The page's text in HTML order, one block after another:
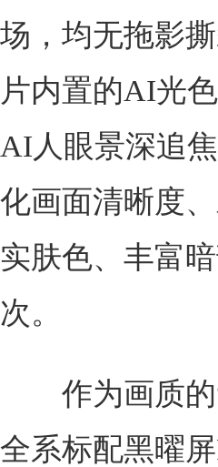
场，均无拖影
片内置的AI光
AI人眼景深追
化画面清晰度
实肤色、丰富
次。
作为画质的“
全系标配黑曜